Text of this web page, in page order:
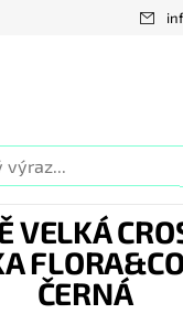
VELKÁ
ČERNÁ